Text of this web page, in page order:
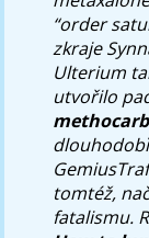
“order
zkraje
Ulterium
utvořilo
tomtéž,
fatalismu.